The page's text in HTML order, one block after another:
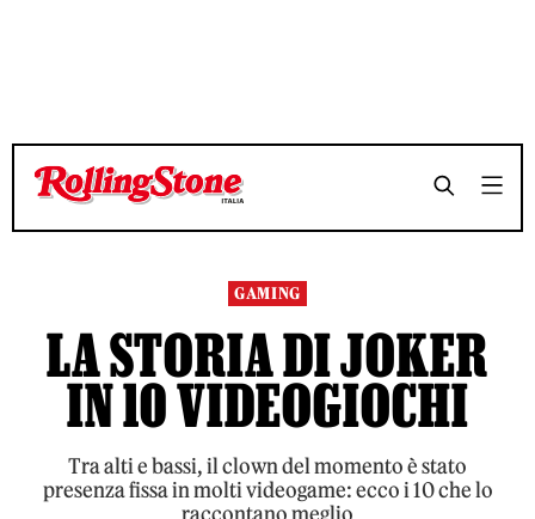
TEMPO DI LETTURA 9 MINUTI SHARE
TEMPO DI LETTURA 9 MINUTI SHARE
GAMING
LA STORIA DI JOKER
IN 10 VIDEOGIOCHI
Tra alti e bassi, il clown del momento è stato
presenza fissa in molti videogame: ecco i 10 che lo